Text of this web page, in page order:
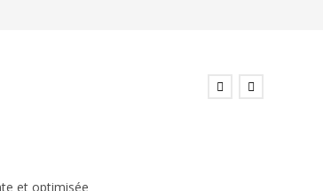
et optimisée